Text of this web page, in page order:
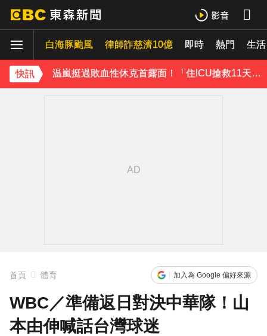
白海豚颱風 律師詐慈濟10億 即時 熱門 生活
快訊
下載東森App，隨時掌握天下大小事！
温嵐挺過敗血性休克首露面！「住ICU搶救11天」曝最新近況：讓大家擔心了
首頁 體育 加入為 Google 偏好來源
WBC／準備返日對決中華隊！山
本由伸喊話台灣球迷